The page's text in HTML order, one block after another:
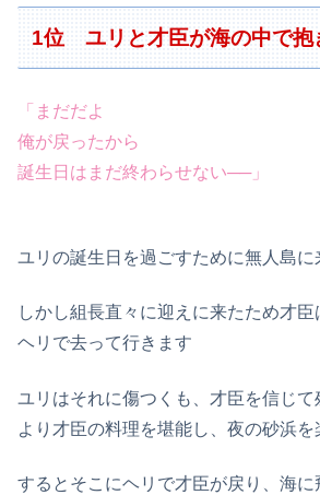
1位 ユリと才臣が海の中で抱
「まだだよ
俺が戻ったから
誕生日はまだ終わらせない──」
ユリの誕生日を過ごすために無人島に
しかし組長直々に迎えに来たため才
ヘリで去って行きます
ユリはそれに傷つくも、才臣を信じて
より才臣の料理を堪能し、夜の砂浜を
するとそこにヘリで才臣が戻り、海